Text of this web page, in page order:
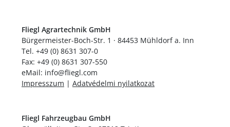
Fliegl Agrartechnik GmbH
Bürgermeister-Boch-Str. 1 · 84453 Mühldorf a. Inn
Tel. +49 (0) 8631 307-0
Fax: +49 (0) 8631 307-550
eMail: info@fliegl.com
Impresszum | Adatvédelmi nyilatkozat
Fliegl Fahrzeugbau GmbH